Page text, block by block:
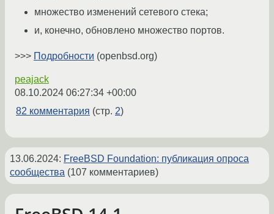
множество изменений сетевого стека;
и, конечно, обновлено множество портов.
>>> Подробности (openbsd.org)
peajack
08.10.2024 06:27:34 +00:00
82 комментария (стр. 2)
13.06.2024: FreeBSD Foundation: публикация опроса
сообщества (107 комментариев)